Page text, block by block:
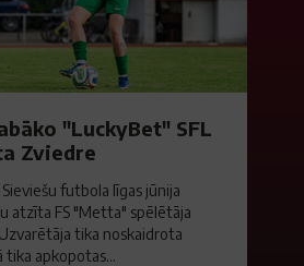
"LuckyBet" SFL
Zviedre
futbola līgas jūnija
atzīta FS "Metta" spēlētāja
tika noskaidrota
tika apkopotas...